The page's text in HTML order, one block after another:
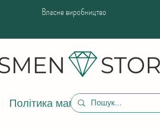
Власне виробництво
Політика магазину